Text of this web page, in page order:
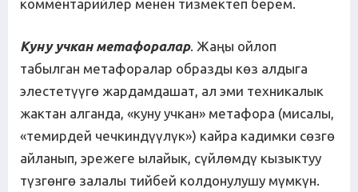
комментарийлер менен тизмектеп берем.
Куну учкан метафоралар. Жаңы ойлоп
табылган метафоралар образды көз алдыга
элестетүүгө жардамдашат, ал эми техникалык
жактан алганда, «куну учкан» метафора (мисалы,
«темирдей чечкиндүүлүк») кайра кадимки сөзгө
айланып, эрежеге ылайык, сүйлөмдү кызыктуу
түзгөнгө залалы тийбей колдонулушу мүмкүн.